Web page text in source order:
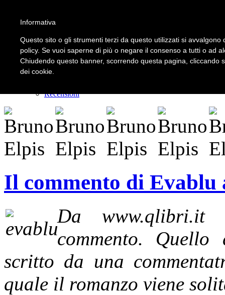
LOGIN | REGISTER
Home
Il carnevale dei delitti
Recensioni
Il commento di
Da www.qlibri.it
commento.
scritto da una
quale il romanzo viene
Informativa
Questo sito o gli strumenti terzi da questo utilizzati si
policy. Se vuoi saperne di più o negare il consenso a tutti o ad
Chiudendo questo banner, scorrendo questa pagina, cliccando
dei cookie.